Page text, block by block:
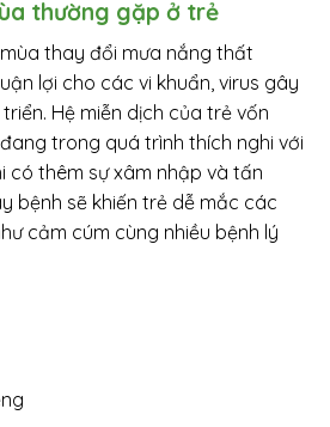
thường gặp ở trẻ
thay đổi mưa nắng thất
lợi cho các vi khuẩn, virus gây
Hệ miễn dịch của trẻ vốn
trong quá trình thích nghi với
có thêm sự xâm nhập và tấn
bệnh sẽ khiến trẻ dễ mắc các
cảm cúm cùng nhiều bệnh lý